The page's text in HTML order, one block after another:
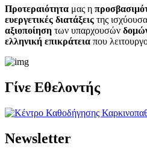
Προτεραιότητα μας η
ευεργετικές διατάξεις της
αξιοποίηση των υπαρχουσών
ελληνική επικράτεια που
Γίνε Εθελοντής
Newsletter